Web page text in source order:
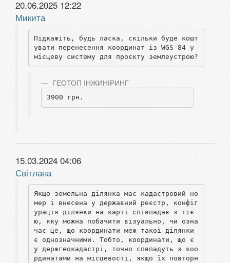
20.06.2025 12:22
Микита
Підкажіть, будь ласка, скільки буде кошт
увати перенесення координат із WGS-84 у
місцеву систему для проєкту землеустрою?
ГЕОТОП ІНЖИНІРИНГ
3900 грн.
15.03.2024 04:06
Світлана
Якщо земельна ділянка має кадастровий но
мер і внесена у державний реєстр, конфіг
урація ділянки на карті співпадає з тіє
ю, яку можна побачити візуально, чи озна
чає це, що координати меж такої ділянки
є однозначними. Тобто, координати, що є
у держгеокадастрі, точно спвпадуть з коо
рдинатами на місцевості, якщо їх повторн